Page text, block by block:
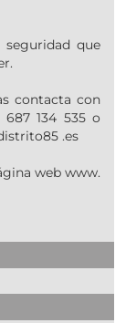
que
contacta con
134 535 o
.es
web www.